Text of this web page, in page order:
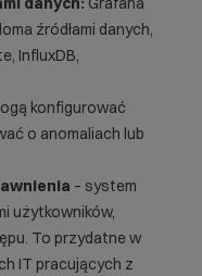
źródłami danych,
InfluxDB,
konfigurować
o anomaliach lub
– system
użytkowników,
To przydatne w
IT pracujących z